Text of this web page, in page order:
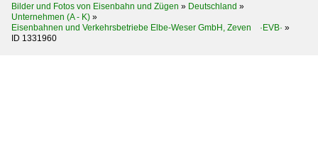
Bilder und Fotos von Eisenbahn und Zügen » Deutschland »
Unternehmen (A - K) »
Eisenbahnen und Verkehrsbetriebe Elbe-Weser GmbH, Zeven ·EVB· »
ID 1331960